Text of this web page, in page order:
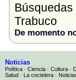
Trabuco
De momento
Noticias
Política · Ciencia · Cultura ·
Salud · La coctelera ·